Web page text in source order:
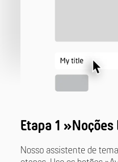
Etapa 1
Nosso assistente de